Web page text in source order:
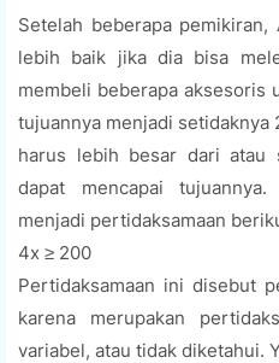
Setelah beberapa pemikiran,
lebih baik jika dia bisa
membeli beberapa aksesoris
tujuannya menjadi setidaknya
harus lebih besar dari atau
dapat mencapai
menjadi pertidaksamaan
4x ≥ 200
Pertidaksamaan ini disebut
karena merupakan
variabel, atau tidak diketahui.